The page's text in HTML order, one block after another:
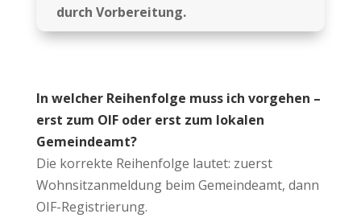
durch Vorbereitung.
In welcher Reihenfolge muss ich vorgehen –
erst zum OIF oder erst zum lokalen
Gemeindeamt?
Die korrekte Reihenfolge lautet: zuerst
Wohnsitzanmeldung beim Gemeindeamt, dann
OIF-Registrierung.